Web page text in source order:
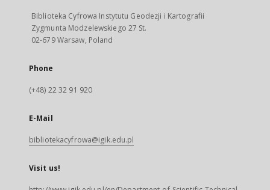
Biblioteka Cyfrowa Instytutu Geodezji i Kartografii
Zygmunta Modzelewskiego 27 St.
02-679 Warsaw, Poland
Phone
(+48) 22 32 91 920
E-Mail
bibliotekacyfrowa@igik.edu.pl
Visit us!